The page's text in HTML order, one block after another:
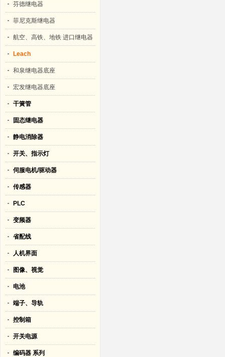
芬德继电器
菲尼克斯继电器
航空、高铁、地铁 进口继电器
Leach
和泉继电器底座
宏发继电器底座
干簧管
固态继电器
静电消除器
开关、指示灯
伺服电机/驱动器
传感器
PLC
变频器
省配线
人机界面
图像、视觉
电池
端子、导轨
控制箱
开关电源
编码器 系列